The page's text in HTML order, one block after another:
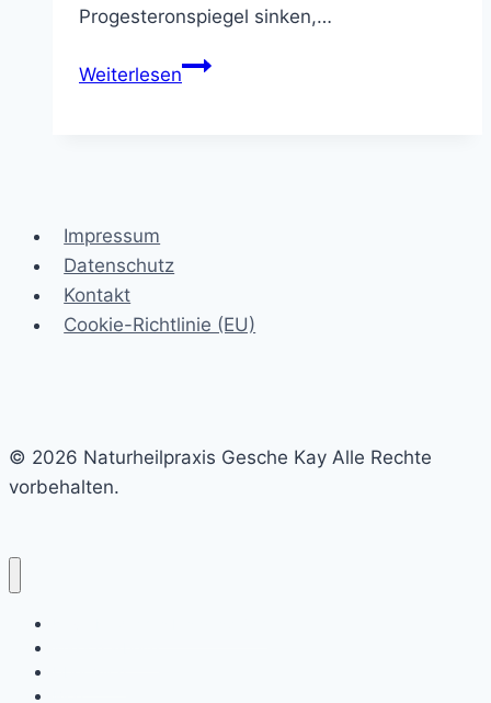
Progesteronspiegel sinken,…
WeiterlesenSchlafstörungen
zurück
Impressum
Datenschutz
Kontakt
Cookie-Richtlinie (EU)
© 2026 Naturheilpraxis Gesche Kay Alle Rechte
vorbehalten.